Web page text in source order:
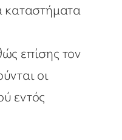
καταστήματα
επίσης τον
οι
εντός